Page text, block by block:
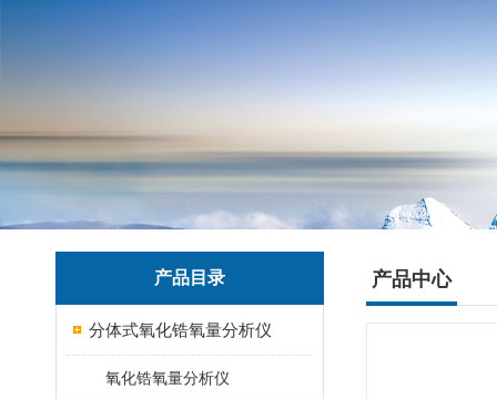
产品目录
分体式氧化锆氧量分析仪
氧化锆氧量分析仪
产品中心